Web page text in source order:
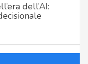
dell’AI: